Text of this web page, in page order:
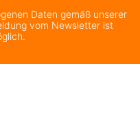
Daten gemäß unserer
vom Newsletter ist